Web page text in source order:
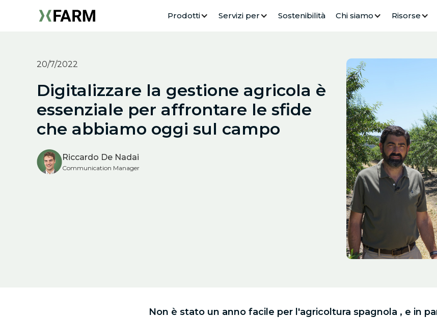
Prodotti Servizi per Sostenibilità Chi siamo Risorse
20/7/2022
Digitalizzare la gestione agricola è
essenziale per affrontare le sfide
che abbiamo oggi sul campo
Riccardo De Nadai
Communication Manager
Non è stato un anno facile per l'agricoltura spagnola , e in